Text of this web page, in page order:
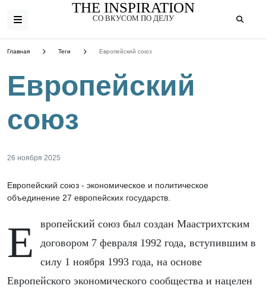
THE INSPIRATION
СО ВКУСОМ ПО ДЕЛУ
Главная Теги Европейский союз
Европейский
союз
26 ноября 2025
Европейский союз - экономическое и политическое
объединение 27 европейских государств.
Европейский союз был создан Маастрихтским
договором 7 февраля 1992 года, вступившим в
силу 1 ноября 1993 года, на основе
Европейского экономического сообщества и нацелен